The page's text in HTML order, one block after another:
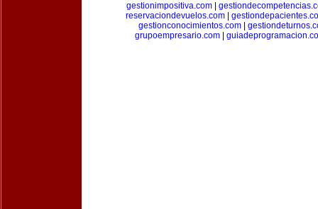
gestionimpositiva.com
reservaciondevuelos.com
gestionconocimientos.com
grupoempresario.com|